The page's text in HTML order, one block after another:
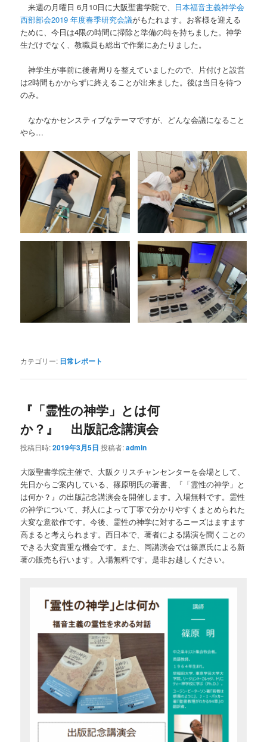
来週の月曜日 6月10日に大阪聖書学院で、
日本福音主義神学会
西部部会2019 年度春季研究会議がもたれます。お客様を迎える
ために、今日は4限の時間に掃除と準備の時を持ちました。神学
生だけでなく、教職員も総出で作業にあたりました。
神学生が事前に後者周りを整えていましたので、片付けと設営
は2時間もかからずに終えることが出来ました。後は当日を待つ
のみ。
なかなかセンスティブなテーマですが、どんな会議になること
やら…
カテゴリー: 日常レポート
『「霊性の神学」とは何
か？』 出版記念講演会
投稿日時:2019年3月5日 投稿者:admin
大阪聖書学院主催で、大阪クリスチャンセンターを会場として、
先日からご案内している、篠原明氏の著書、『「霊性の神学」と
は何か？』の出版記念講演会を開催します。入場無料です。霊性
の神学について、邦人によって丁寧で分かりやすくまとめられた
大変な意欲作です。今後、霊性の神学に対するニーズはますます
高まると考えられます。西日本で、著者による講演を聞くことの
できる大変貴重な機会です。また、同講演会では篠原氏による新
著の販売も行います。入場無料です。是非お越しください。